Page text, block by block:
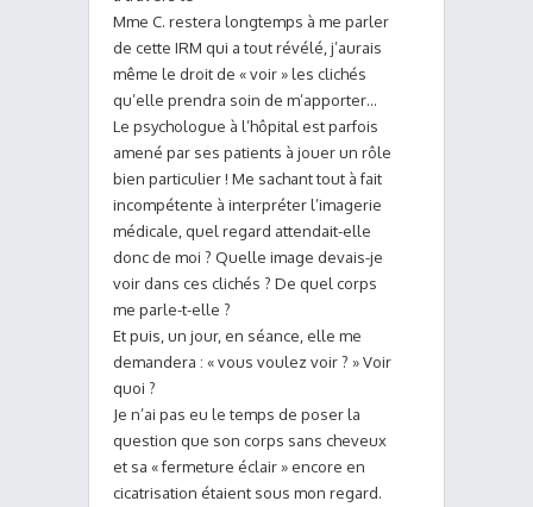
Mme C. restera longtemps à me parler
de cette IRM qui a tout révélé, j’aurais
même le droit de « voir » les clichés
qu’elle prendra soin de m’apporter…
Le psychologue à l’hôpital est parfois
amené par ses patients à jouer un rôle
bien particulier ! Me sachant tout à fait
incompétente à interpréter l’imagerie
médicale, quel regard attendait-elle
donc de moi ? Quelle image devais-je
voir dans ces clichés ? De quel corps
me parle-t-elle ?
Et puis, un jour, en séance, elle me
demandera : « vous voulez voir ? » Voir
quoi ?
Je n’ai pas eu le temps de poser la
question que son corps sans cheveux
et sa « fermeture éclair » encore en
cicatrisation étaient sous mon regard.